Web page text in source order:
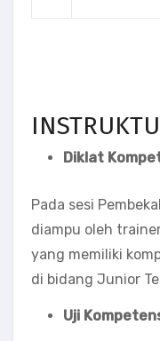
Diklat
Pada sesi
diampu oleh
yang memiliki
di bidang Junior
Uji